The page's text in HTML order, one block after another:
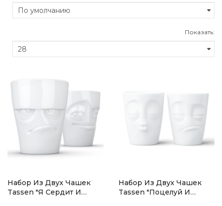
Показать:
Набор Из Двух Чашек
Tassen "Я Сердит И
Набор Из Двух Чашек
Tassen "Поцелуй И